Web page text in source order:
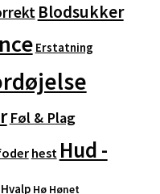
Blodsukker
Erstatning
Føl & Plag
hest Hud -
Hvalp Hø Hønet